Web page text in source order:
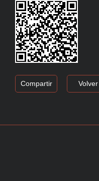
Compartir Volver